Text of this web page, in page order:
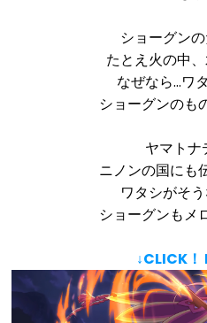
ショーグンの
たとえ火の中
なぜなら…ワ
ショーグンのも
ヤマトナ
ニノンの国にも
ワタシがそう
ショーグンもメ
↓CLICK！